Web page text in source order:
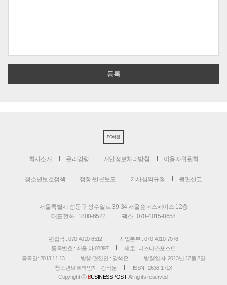
PC버전
회사소개 윤리강령 개인정보처리방침 이용자위원회
청소년보호정책 정정·반론보도 기사심의규정 불편신고
서울특별시 성동구 성수일로 39-34 서울숲더스페이스 12층
대표전화 : 1800-6522
팩스 : 070-4015-8658
편집국 : 070-4010-8512
사업본부 : 070-4010-7078
등록번호 : 서울 아 02897
제호 : 비즈니스포스트
등록일: 2013.11.13
발행·편집인 : 강석운
발행일자: 2013년 12월 2일
청소년보호책임자 : 강석운
ISSN : 2636-171X
Copyright ⓒ BUSINESSPOST. All rights reserved.